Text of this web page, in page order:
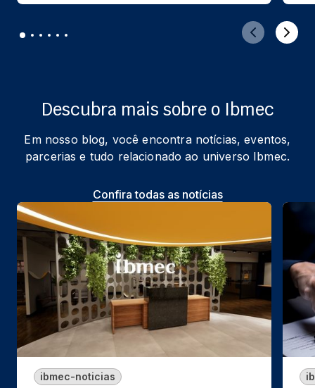
Descubra mais sobre o Ibmec
Em nosso blog, você encontra notícias, eventos,
parcerias e tudo relacionado ao universo Ibmec.
Confira todas as notícias
ibmec-noticias